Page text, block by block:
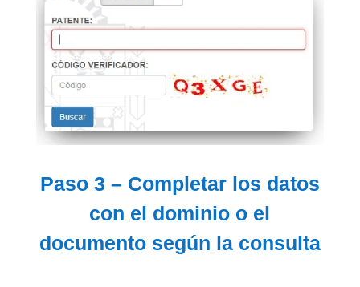
Paso 3 – Completar los datos
con el dominio o el
documento según la consulta